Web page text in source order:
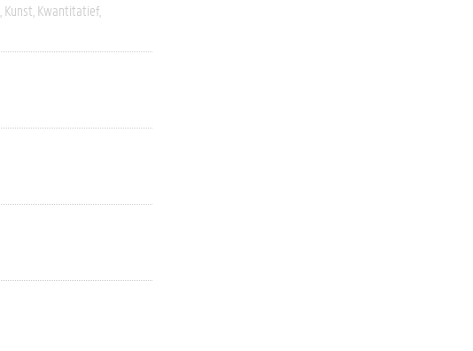
Kunst Kwantitatief